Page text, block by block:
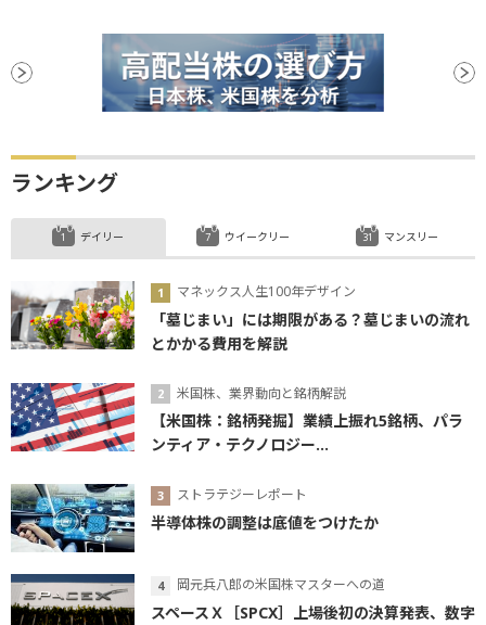
ランキング
デイリー
マネックス人生100年デザイン
「墓じまい」には期限がある？墓じまいの流れ
とかかる費用を解説
米国株、業界動向と銘柄解説
【米国株：銘柄発掘】業績上振れ5銘柄、パラ
ンティア・テクノロジー...
ストラテジーレポート
半導体株の調整は底値をつけたか
岡元兵八郎の米国株マスターへの道
スペースＸ［SPCX］上場後初の決算発表、数字
ウイークリー マンスリー